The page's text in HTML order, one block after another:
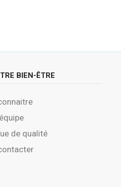
BIEN-ÊTRE
de qualité